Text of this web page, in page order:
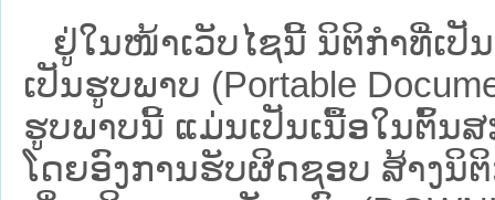
ຢູ່ໃນໜ້າ​ເວັບ​ໄຊ​ນີ້ ນິຕິກຳທີ່ເປັ
ເປັນຮູບພາບ (Portable
ຮູບພາບນີ້ ແມ່ນເປັນເນື້ອໃນຕົ້ນ
ໂດຍອົງການຮັບຜິດຊອບ ສ້າງນິ